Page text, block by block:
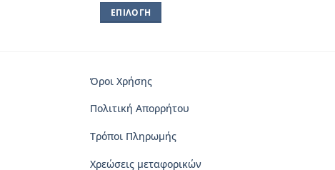
ΕΠΙΛΟΓΉ
έχει
παραλλαγές.
Οι
μπορούν
Όροι Χρήσης
Πολιτική Απορρήτου
Τρόποι Πληρωμής
Χρεώσεις μεταφορικών